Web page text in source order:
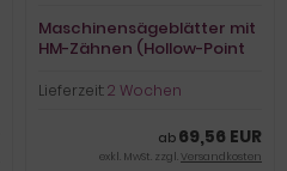
Maschinensägeblätter mit
HM-Zähnen (Hollow-Point
Lieferzeit:2 Wochen
ab 69,56 EUR
exkl. MwSt. zzgl.Versandkosten